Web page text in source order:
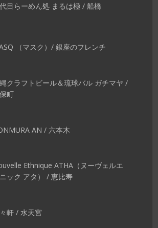
目らーめん処 まるは極 / 船橋
（マスク）/ 銀座のフレンチ
クラフトビール＆琉球バル ガチマヤ /
町
AN / 六本木
Ethnique ATHA（ヌーヴェルエ
ック アタ） / 恵比寿
軒 / 水天宮